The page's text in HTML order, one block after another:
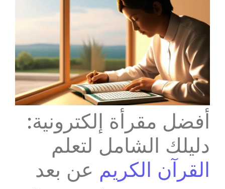
أفضل مقرأة إلكترونية:
دليلك الشامل لتعلم
القرآن الكريم عن بعد